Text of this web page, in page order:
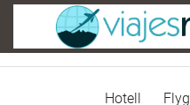
Hotell Flyg